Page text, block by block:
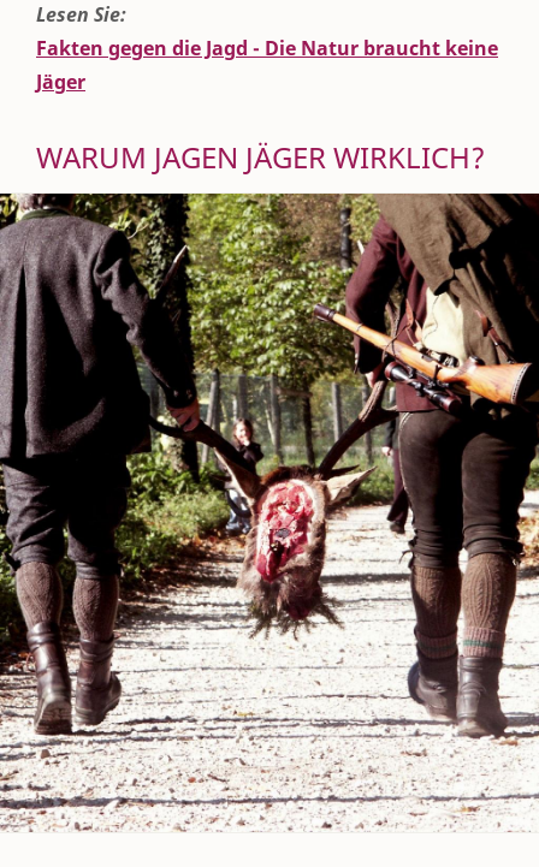
Lesen Sie:
Fakten gegen die Jagd - Die Natur braucht keine
Jäger
WARUM JAGEN JÄGER WIRKLICH?